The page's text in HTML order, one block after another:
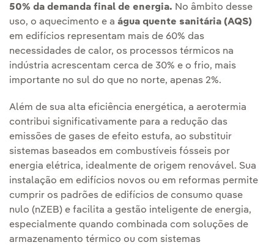
50% da demanda final de energia. No âmbito desse
uso, o aquecimento e a água quente sanitária (AQS)
em edifícios representam mais de 60% das
necessidades de calor, os processos térmicos na
indústria acrescentam cerca de 30% e o frio, mais
importante no sul do que no norte, apenas 2%.
Além de sua alta eficiência energética, a aerotermia
contribui significativamente para a redução das
emissões de gases de efeito estufa, ao substituir
sistemas baseados em combustíveis fósseis por
energia elétrica, idealmente de origem renovável. Sua
instalação em edifícios novos ou em reformas permite
cumprir os padrões de edifícios de consumo quase
nulo (nZEB) e facilita a gestão inteligente de energia,
especialmente quando combinada com soluções de
armazenamento térmico ou com sistemas